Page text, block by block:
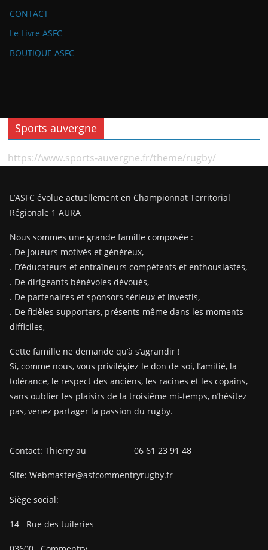
CONTACT
Le Livre ASFC
BOUTIQUE ASFC
Sports auvergne
https://www.sports-auvergne.fr/theme/rugby/
L’ASFC évolue actuellement en Championnat Territorial
Régionale 1 AURA
Nous sommes une grande famille composée :
. De joueurs motivés et généreux,
. D’éducateurs et entraîneurs compétents et enthousiastes,
. De dirigeants bénévoles dévoués,
. De partenaires et sponsors sérieux et investis,
. De fidèles supporters, présents même dans les moments
difficiles,
Cette famille ne demande qu’à s’agrandir !
Si, comme nous, vous privilégiez le don de soi, l’amitié, la
tolérance, le respect des anciens, les racines et les copains,
sans oublier les plaisirs de la troisième mi-temps, n’hésitez
pas, venez partager la passion du rugby.
Contact: Thierry au 06 61 23 91 48
Site: Webmaster@asfcommentryrugby.fr
Siège social:
14 Rue des tuileries